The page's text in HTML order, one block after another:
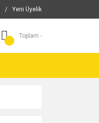
/ Yeni Üyelik
Toplam -